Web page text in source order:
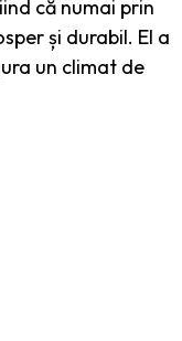
că numai prin
și durabil. El a
un climat de